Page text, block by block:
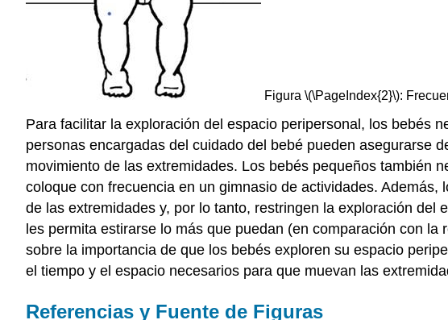
Figura \(\PageIndex{2}\):
Para facilitar la exploración del espacio peripersonal, los bebés
personas encargadas del cuidado del bebé pueden asegurarse
movimiento de las extremidades. Los bebés pequeños también
coloque con frecuencia en un gimnasio de actividades.
de las extremidades y, por lo tanto, restringen la exploración
les permita estirarse lo más que puedan (en comparación con
sobre la importancia de que los bebés exploren su espacio
el tiempo y el espacio necesarios para que muevan las
Referencias y Fuente de Figuras